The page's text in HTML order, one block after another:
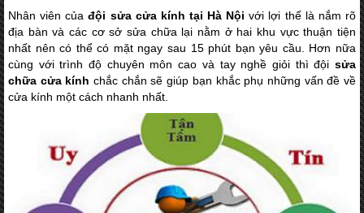
Nhân viên củađội sửa cửa kính tại Hà Nội với lợi thế là nắm rõ
địa bàn và các cơ sở sửa chữa lại nằm ở hai khu vực thuận tiện
nhất nên có thể có mặt ngay sau 15 phút bạn yêu cầu. Hơn nữa
cùng với trình độ chuyên môn cao và tay nghề giỏi thì đội sửa
chữa cửa kínhchắc chắn sẽ giúp bạn khắc phụ những vấn đề về
cửa kính một cách nhanh nhất.